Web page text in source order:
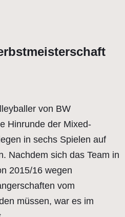
von BW
Hinrunde der Mixed-
in sechs Spielen auf
Nachdem sich das Team in
2015/16 wegen
vom
müssen, war es im